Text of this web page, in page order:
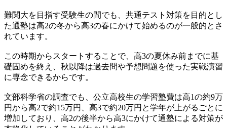
難関大を目指す受験生の間でも、共通テスト対策を目的とし
た通塾は高2の冬から高3の春にかけて始めるのが一般的とさ
れています。
この時期からスタートすることで、高3の夏休み前までに基
礎固めを終え、秋以降は過去問や予想問題を使った実戦演習
に専念できるからです。
文部科学省の調査でも、公立高校生の学習塾費は高1の約9万
円から高2で約15万円、高3で約20万円と学年が上がるごとに
増加しており、高2の後半から高3にかけて通塾による対策が